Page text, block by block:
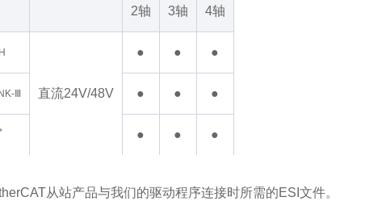
2轴 3轴 4轴
直流24V/48V
● ● ●
Ⅲ ● ● ●
* ● ● ●
从站产品与我们的驱动程序连接时所需的ESI文件。